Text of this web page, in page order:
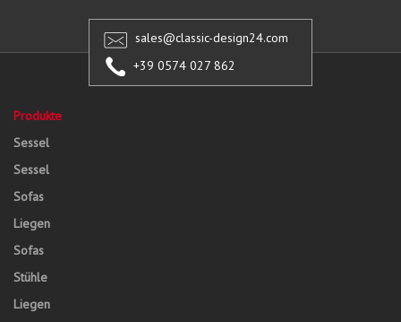
sales@classic-design24.com
+39 0574 027 862
Produkte
Sessel
Sessel
Sofas
Liegen
Sofas
Stühle
Liegen